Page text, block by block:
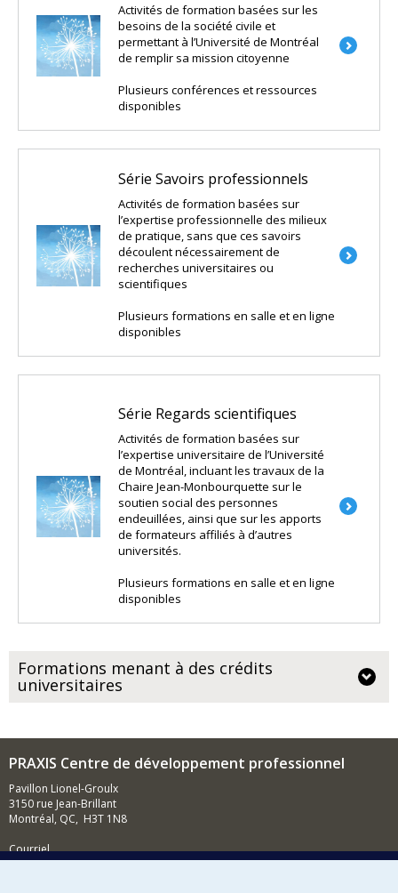
Activités de formation basées sur les
besoins de la société civile et
permettant à l’Université de Montréal
de remplir sa mission citoyenne
Plusieurs conférences et ressources
disponibles
Série Savoirs professionnels
Activités de formation basées sur
l’expertise professionnelle des milieux
de pratique, sans que ces savoirs
découlent nécessairement de
recherches universitaires ou
scientifiques
Plusieurs formations en salle et en ligne
disponibles
Série Regards scientifiques
Activités de formation basées sur
l’expertise universitaire de l’Université
de Montréal, incluant les travaux de la
Chaire Jean-Monbourquette sur le
soutien social des personnes
endeuillées, ainsi que sur les apports
de formateurs affiliés à d’autres
universités.
Plusieurs formations en salle et en ligne
disponibles
Formations menant à des crédits
universitaires
PRAXIS Centre de développement professionnel
Pavillon Lionel-Groulx
3150 rue Jean-Brillant
Montréal, QC, H3T 1N8
Courriel